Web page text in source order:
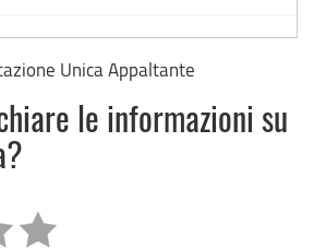
Unica Appaltante
le informazioni su